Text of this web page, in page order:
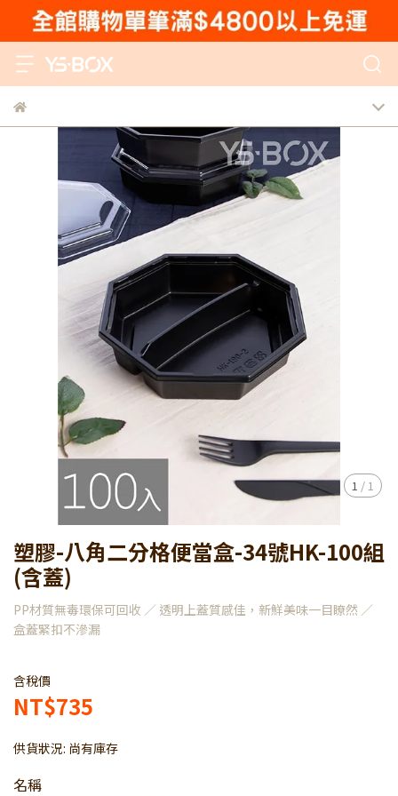
1 / 1
塑膠-八角二分格便當盒-34號HK-100組
(含蓋)
PP材質無毒環保可回收 ／ 透明上蓋質感佳，新鮮美味一目瞭然 ／
盒蓋緊扣不滲漏
含稅價
NT$735
供貨狀況: 尚有庫存
名稱